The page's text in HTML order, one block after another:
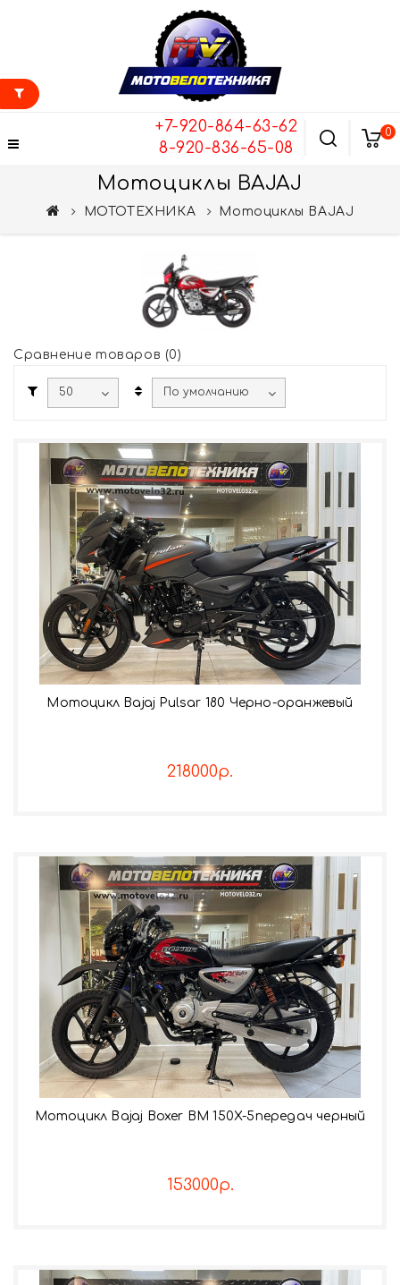
+7-920-864-63-62
8-920-836-65-08
0
Мотоциклы BAJAJ
МОТОТЕХНИКА Мотоциклы BAJAJ
Сравнение товаров (0)
Мотоцикл Bajaj Pulsar 180 Черно-оранжевый
218000р.
Мотоцикл Bajaj Boxer BM 150X-5передач черный
153000р.